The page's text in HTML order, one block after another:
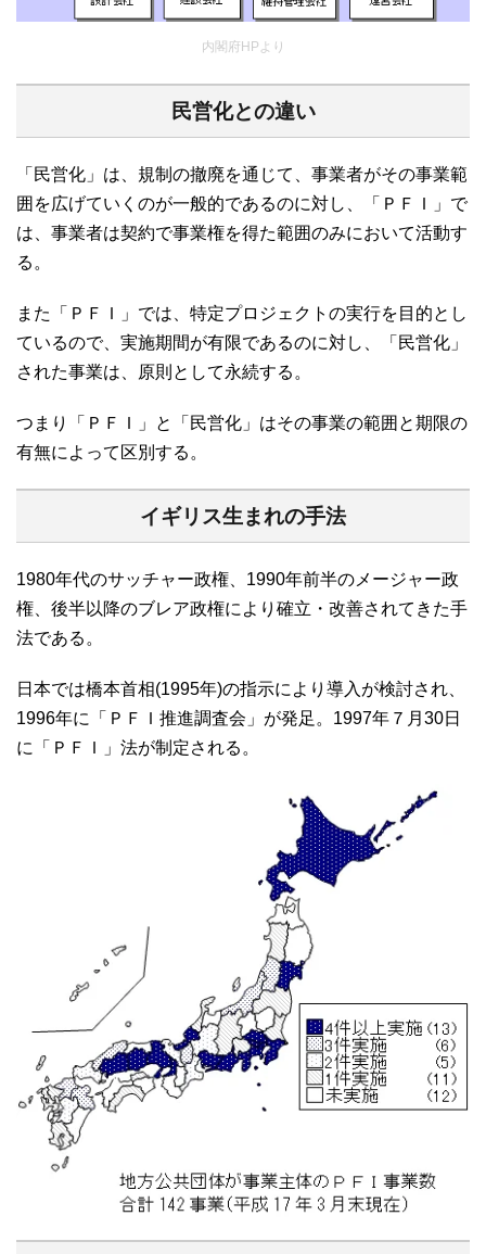
内閣府HPより
民営化との違い
「民営化」は、規制の撤廃を通じて、事業者がその事業範
囲を広げていくのが一般的であるのに対し、「ＰＦＩ」で
は、事業者は契約で事業権を得た範囲のみにおいて活動す
る。
また「ＰＦＩ」では、特定プロジェクトの実行を目的とし
ているので、実施期間が有限であるのに対し、「民営化」
された事業は、原則として永続する。
つまり「ＰＦＩ」と「民営化」はその事業の範囲と期限の
有無によって区別する。
イギリス生まれの手法
1980年代のサッチャー政権、1990年前半のメージャー政
権、後半以降のブレア政権により確立・改善されてきた手
法である。
日本では橋本首相(1995年)の指示により導入が検討され、
1996年に「ＰＦＩ推進調査会」が発足。1997年７月30日
に「ＰＦＩ」法が制定される。